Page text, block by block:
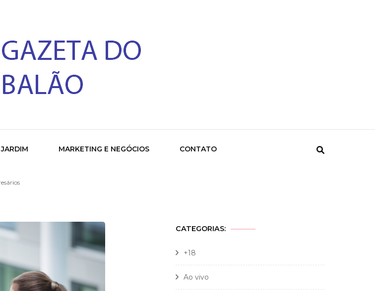
Balao
MARKETING E NEGÓCIOS CONTATO
CATEGORIAS:
+18
Ao vivo